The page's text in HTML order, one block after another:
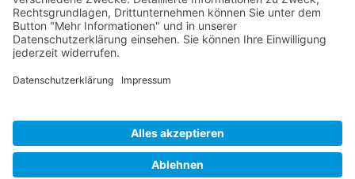
Beratung anfordern
* Mit einem Klick verlässt Du unser Angebot.
Impressum|Deine Gewerkschaft Datenschutzerklärung|